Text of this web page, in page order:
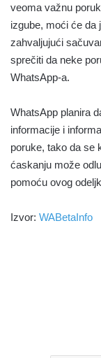
veoma važnu
izgube, moći će da
zahvaljujući
sprečiti da neke
WhatsApp-a.
WhatsApp planira
informacije i
poruke, tako da se
ćaskanju može
pomoću ovog
Izvor: WABetaInfo